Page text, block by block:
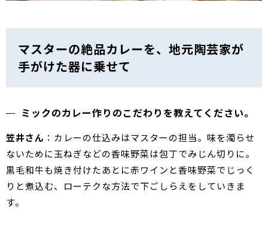
マスターの絶品カレーを、地元陶芸家が
手がけた器に乗せて
ミックのカレー作りのこだわりを教えてください。
笠井さん ：カレーの仕込みはマスターの担当。味を濁らせ
ないために玉ねぎなどの香味野菜は包丁でみじん切りに。
黒毛和牛も焼き付けたあとに赤ワインと香味野菜でじっく
りと煮込む、ローテクな方法で下ごしらえをしていきま
す。